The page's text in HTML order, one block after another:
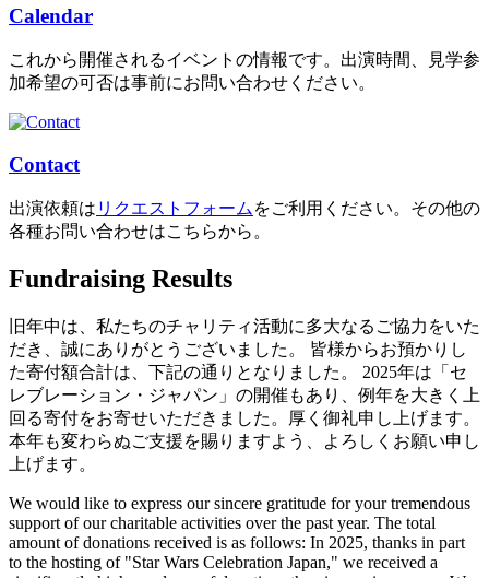
Calendar
これから開催されるイベントの情報です。出演時間、見学参
加希望の可否は事前にお問い合わせください。
Contact
出演依頼は リクエストフォーム をご利用ください。その他の
各種お問い合わせはこちらから。
Fundraising Results
旧年中は、私たちのチャリティ活動に多大なるご協力をいた
だき、誠にありがとうございました。 皆様からお預かりし
た寄付額合計は、下記の通りとなりました。 2025年は「セ
レブレーション・ジャパン」の開催もあり、例年を大きく上
回る寄付をお寄せいただきました。厚く御礼申し上げます。
本年も変わらぬご支援を賜りますよう、よろしくお願い申し
上げます。
We would like to express our sincere gratitude for your tremendous
support of our charitable activities over the past year. The total
amount of donations received is as follows: In 2025, thanks in part
to the hosting of "Star Wars Celebration Japan," we received a